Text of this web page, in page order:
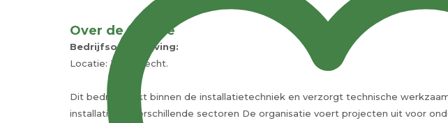
Over de functie
Bedrijfsomschrijving:
Locatie: Zwijndrecht.
Dit bedrijf werkt binnen de installatietechniek en verzorgt technische
installaties in verschillende sectoren De organisatie voert projecten uit voor